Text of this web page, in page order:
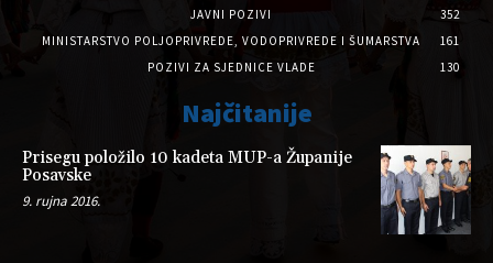
JAVNI POZIVI
352
MINISTARSTVO POLJOPRIVREDE, VODOPRIVREDE I ŠUMARSTVA
161
POZIVI ZA SJEDNICE VLADE
130
Najčitanije
Prisegu položilo 10 kadeta MUP-a Županije
Posavske
9. rujna 2016.